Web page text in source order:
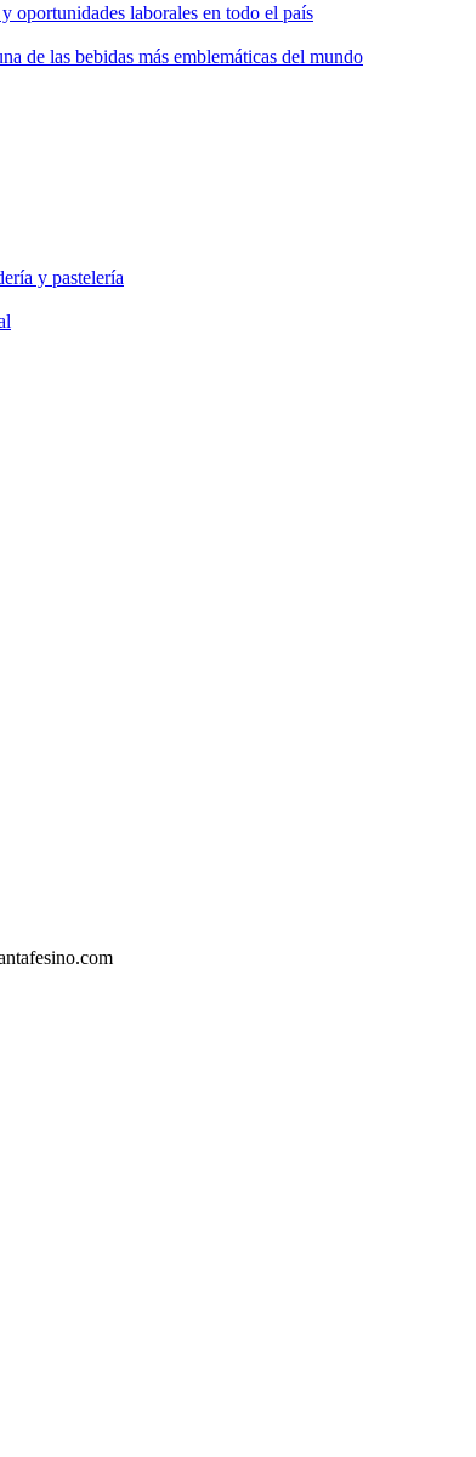
oportunidades laborales en todo el país
de las bebidas más emblemáticas del mundo
y pastelería